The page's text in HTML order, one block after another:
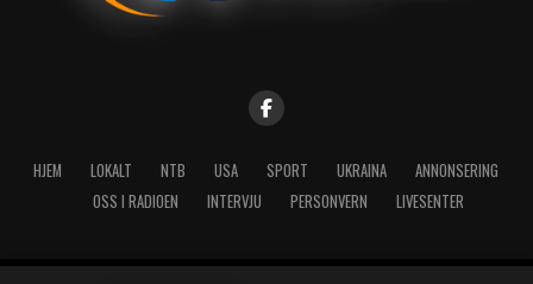
HJEM LOKALT NTB USA SPORT UKRAINA
ANNONSERING
OSS I RADIOEN
INTERVJU PERSONVERN LIVESENTER